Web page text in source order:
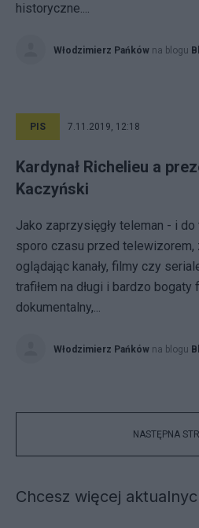
historyczne....
Włodzimierz Pańków na blogu
PIS 7.11.2019, 12:18
Kardynał Richelieu a
Kaczyński
Jako zaprzysięgły teleman - i
sporo czasu przed telewizorem,
oglądając kanały, filmy czy
trafiłem na długi i bardzo
dokumentalny,...
Włodzimierz Pańków na blogu
NASTĘPNA
Chcesz więcej